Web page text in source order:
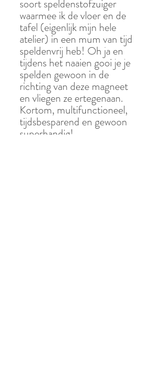
soort speldenstofzuiger
waarmee ik de vloer en de
tafel (eigenlijk mijn hele
atelier) in een mum van tijd
speldenvrij heb! Oh ja en
tijdens het naaien gooi je je
spelden gewoon in de
richting van deze magneet
en vliegen ze ertegenaan.
Kortom, multifunctioneel,
tijdsbesparend en gewoon
superhandig!